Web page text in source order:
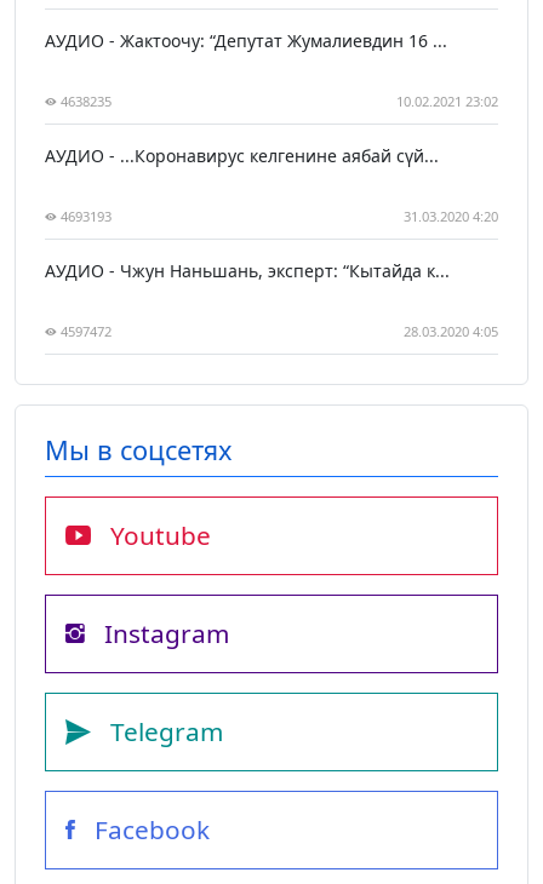
АУДИО - Жактоочу: “Депутат Жумалиевдин 16 ...
4638235 10.02.2021 23:02
АУДИО - ...Коронавирус келгенине аябай сүй...
4693193 31.03.2020 4:20
АУДИО - Чжун Наньшань, эксперт: “Кытайда к...
4597472 28.03.2020 4:05
Мы в соцсетях
Youtube
Instagram
Telegram
Facebook